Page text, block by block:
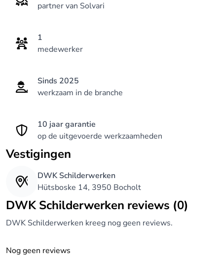
partner van Solvari
1
medewerker
Sinds 2025
werkzaam in de branche
10 jaar garantie
op de uitgevoerde werkzaamheden
Vestigingen
DWK Schilderwerken
Hütsboske 14, 3950 Bocholt
DWK Schilderwerken reviews (0)
DWK Schilderwerken kreeg nog geen reviews.
Nog geen reviews